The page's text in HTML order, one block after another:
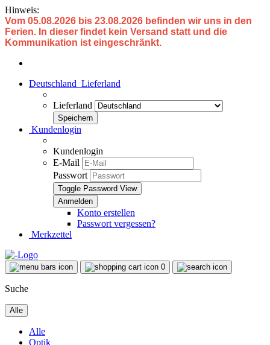
Hinweis:
Vom 05.08.2026 bis 23.08.2026 befinden wir uns in den
Ferien. In dieser findet kein Versand statt und die
Kommunikation ist eingeschränkt.
Deutschland Lieferland
Lieferland
Kundenlogin
Kundenlogin
E-Mail
Passwort
Toggle Password View
Konto erstellen
Passwort vergessen?
Merkzettel
0
Suche
Alle
Alle
Optik